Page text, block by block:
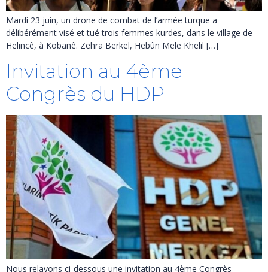
Mardi 23 juin, un drone de combat de l’armée turque a
délibérément visé et tué trois femmes kurdes, dans le village de
Helincê, à Kobanê. Zehra Berkel, Hebûn Mele Khelil […]
Invitation au 4ème
Congrès du HDP
Nous relayons ci-dessous une invitation au 4ème Congrès